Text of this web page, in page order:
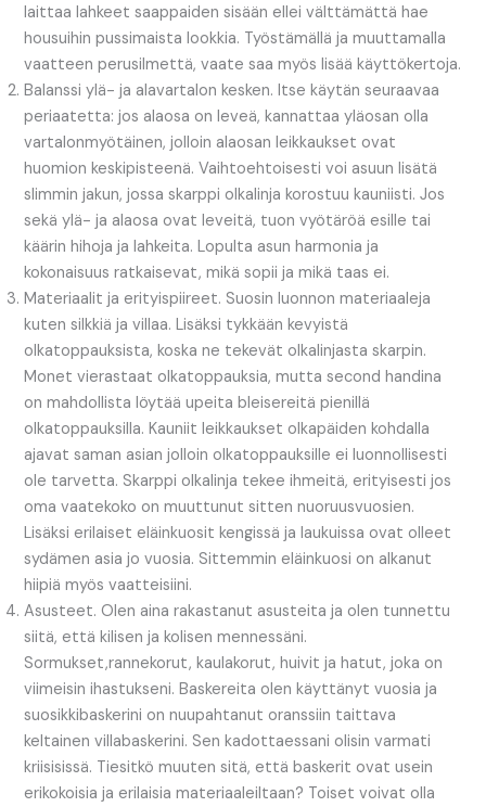
laittaa lahkeet saappaiden sisään ellei välttämättä hae
housuihin pussimaista lookkia. Työstämällä ja muuttamalla
vaatteen perusilmettä, vaate saa myös lisää käyttökertoja.
Balanssi ylä- ja alavartalon kesken. Itse käytän seuraavaa
periaatetta: jos alaosa on leveä, kannattaa yläosan olla
vartalonmyötäinen, jolloin alaosan leikkaukset ovat
huomion keskipisteenä. Vaihtoehtoisesti voi asuun lisätä
slimmin jakun, jossa skarppi olkalinja korostuu kauniisti. Jos
sekä ylä- ja alaosa ovat leveitä, tuon vyötäröä esille tai
käärin hihoja ja lahkeita. Lopulta asun harmonia ja
kokonaisuus ratkaisevat, mikä sopii ja mikä taas ei.
Materiaalit ja erityispiireet. Suosin luonnon materiaaleja
kuten silkkiä ja villaa. Lisäksi tykkään kevyistä
olkatoppauksista, koska ne tekevät olkalinjasta skarpin.
Monet vierastaat olkatoppauksia, mutta second handina
on mahdollista löytää upeita bleisereitä pienillä
olkatoppauksilla. Kauniit leikkaukset olkapäiden kohdalla
ajavat saman asian jolloin olkatoppauksille ei luonnollisesti
ole tarvetta. Skarppi olkalinja tekee ihmeitä, erityisesti jos
oma vaatekoko on muuttunut sitten nuoruusvuosien.
Lisäksi erilaiset eläinkuosit kengissä ja laukuissa ovat olleet
sydämen asia jo vuosia. Sittemmin eläinkuosi on alkanut
hiipiä myös vaatteisiini.
Asusteet. Olen aina rakastanut asusteita ja olen tunnettu
siitä, että kilisen ja kolisen mennessäni.
Sormukset,rannekorut, kaulakorut, huivit ja hatut, joka on
viimeisin ihastukseni. Baskereita olen käyttänyt vuosia ja
suosikkibaskerini on nuupahtanut oranssiin taittava
keltainen villabaskerini. Sen kadottaessani olisin varmati
kriisisissä. Tiesitkö muuten sitä, että baskerit ovat usein
erikokoisia ja erilaisia materiaaleiltaan? Toiset voivat olla